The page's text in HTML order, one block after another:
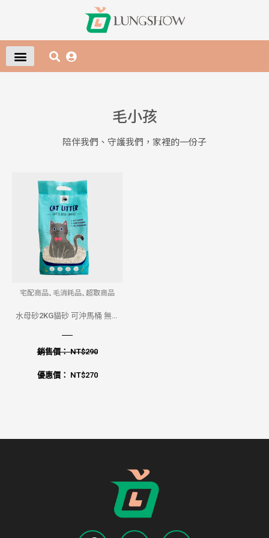
毛小孩
陪伴我們、守護我們，家裡的一份子
宅配商品, 毛消耗品, 超取商品
水母砂2KG貓砂 可沖馬桶 無粉
銷售價：NT$290
優惠價： NT$270